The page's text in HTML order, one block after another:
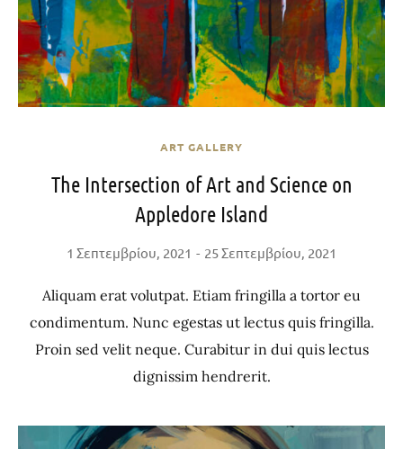
ART GALLERY
The Intersection of Art and Science on
Appledore Island
1 Σεπτεμβρίου, 2021 25 Σεπτεμβρίου, 2021
Aliquam erat volutpat. Etiam fringilla a tortor eu
condimentum. Nunc egestas ut lectus quis fringilla.
Proin sed velit neque. Curabitur in dui quis lectus
dignissim hendrerit.